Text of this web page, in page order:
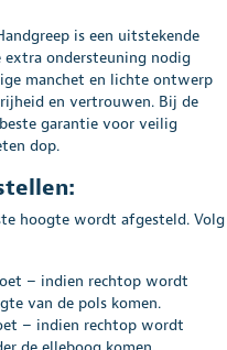
is een uitstekende
extra ondersteuning nodig
manchet en lichte ontwerp
en vertrouwen. Bij de
garantie voor veilig
dop.
hoogte wordt afgesteld. Volg
– indien rechtop wordt
van de pols komen.
– indien rechtop wordt